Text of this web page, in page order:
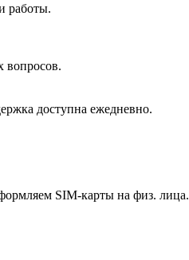
работы.
вопросов.
доступна ежедневно.
SIM-карты на физ. лица.